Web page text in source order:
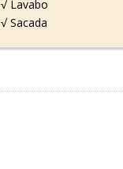
√ Lavabo
√ Sacada